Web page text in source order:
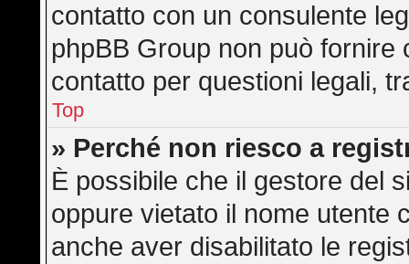
contatto con un consulente
phpBB Group non può fornire
contatto per questioni legali,
Top
» Perché non riesco a
È possibile che il gestore del
oppure vietato il nome utente
anche aver disabilitato le